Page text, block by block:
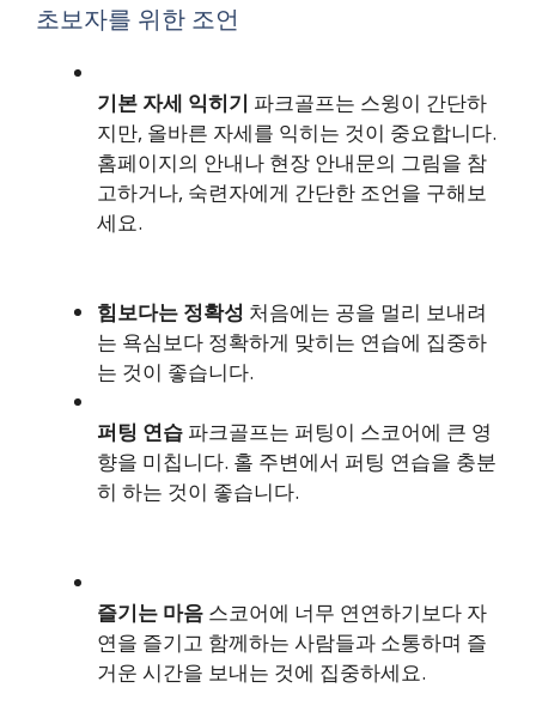
초보자를 위한 조언
기본 자세 익히기 파크골프는 스윙이 간단하
지만, 올바른 자세를 익히는 것이 중요합니다.
홈페이지의 안내나 현장 안내문의 그림을 참
고하거나, 숙련자에게 간단한 조언을 구해보
세요.
힘보다는 정확성 처음에는 공을 멀리 보내려
는 욕심보다 정확하게 맞히는 연습에 집중하
는 것이 좋습니다.
퍼팅 연습 파크골프는 퍼팅이 스코어에 큰 영
향을 미칩니다. 홀 주변에서 퍼팅 연습을 충분
히 하는 것이 좋습니다.
즐기는 마음 스코어에 너무 연연하기보다 자
연을 즐기고 함께하는 사람들과 소통하며 즐
거운 시간을 보내는 것에 집중하세요.